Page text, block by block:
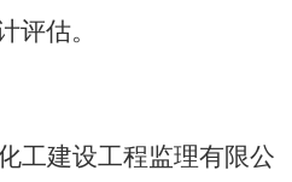
评估。
工建设工程监理有限公